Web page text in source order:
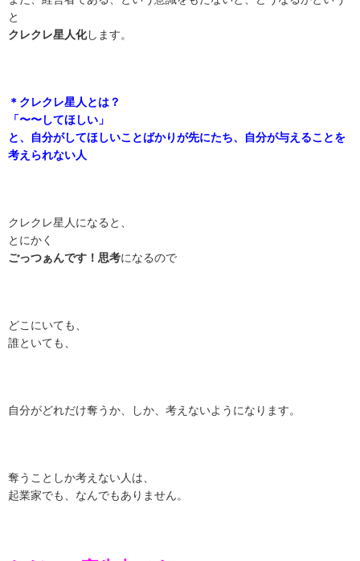
と
クレクレ星人化します。
＊クレクレ星人とは？
「〜〜してほしい」
と、自分がしてほしいことばかりが先にたち、自分が与えることを
考えられない人
クレクレ星人になると、
とにかく
ごっつぁんです！思考になるので
どこにいても、
誰といても、
自分がどれだけ奪うか、しか、考えないようになります。
奪うことしか考えない人は、
起業家でも、なんでもありません。